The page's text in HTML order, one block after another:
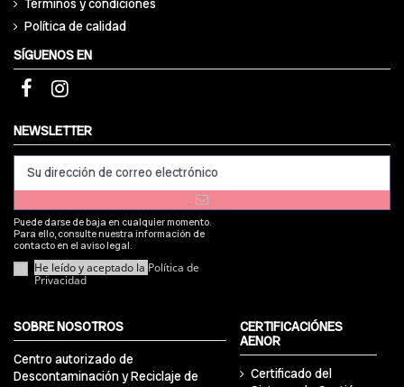
Términos y condiciones
Política de calidad
SÍGUENOS EN
NEWSLETTER
Puede darse de baja en cualquier momento.
Para ello, consulte nuestra información de
contacto en el aviso legal.
He leído y aceptado la Política de
Privacidad
SOBRE NOSOTROS
Centro autorizado de
Descontaminación y Reciclaje de
CERTIFICACIÓNES
AENOR
Certificado del